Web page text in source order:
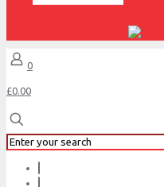
0
£0.00